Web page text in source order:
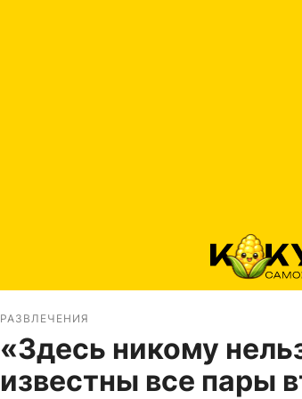
РАЗВЛЕЧЕНИЯ
«Здесь никому
известны все пары